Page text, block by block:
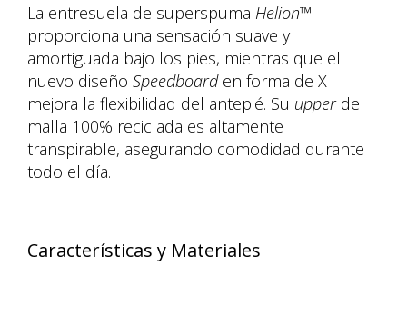
La entresuela de superspuma Helion™
proporciona una sensación suave y
amortiguada bajo los pies, mientras que el
nuevo diseño Speedboarden forma de X
mejora la flexibilidad del antepié. Su upperde
malla 100% reciclada es altamente
transpirable, asegurando comodidad durante
todo el día.
Características y Materiales